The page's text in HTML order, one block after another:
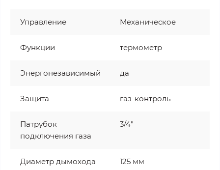
Управление Механическое
Функции термометр
Энергонезависимый да
Защита газ-контроль
Патрубок
подключения газа
3/4"
Диаметр дымохода 125 мм